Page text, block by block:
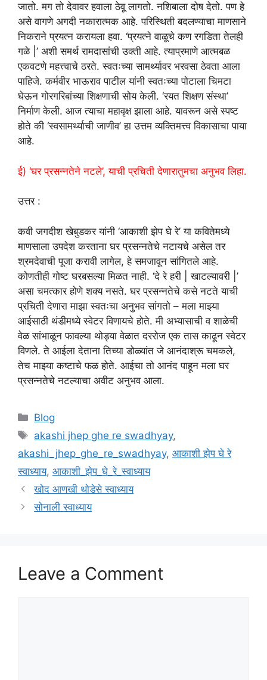
जातो. मग तो देवावर हवाला ठेवू लागतो. नशिबाला दोष देतो. पण हे
असे वागणे अगदी नकारात्मक आहे. परिस्थिती बदलण्याचा माणसाने
निकराने प्रयत्न करायला हवा. ‘प्रयत्ने वाळूचे कण रगडिता तेलही
गळे |’ अशी समर्थ रामदासांची उक्ती आहे. त्याप्रमाणे आत्मबळ
एकवटणे महत्त्वाचे ठरते. स्वतःच्या सामर्थ्यावर भरवसा ठेवता आला
पाहिजे. कर्मवीर भाऊराव पाटील यांनी स्वतःच्या पोटाला चिमटा
घेऊन गोरगरिबांच्या शिक्षणाची सोय केली. ‘रयत शिक्षण संस्था’
निर्माण केली. आज त्याचा महावृक्ष झाला आहे. यावरून असे स्पष्ट
होते की ‘स्वसामर्थ्याची जाणीव’ हा उत्तम व्यक्तिमत्त्व विकासाचा पाया
आहे.
ई) ‘घर प्रसन्नतेने नटले’, याची प्रचिती देणारातुमचा अनुभव लिहा.
उत्तर :
कवी जगदीश खेबुडकर यांनी ‘आकाशी झेप घे रे’ या कवितेमध्ये
माणसाला उपदेश करताना घर प्रसन्नतेचे नटायचे असेल तर
श्रमदेवाची पूजा करावी लागेल, हे समजावून सांगितले आहे.
कोणतीही गोष्ट घरबसल्या मिळत नाही. ‘दे रे हरी | खाटल्यावरी |’
असा चमत्कार होणे शक्य नसते. घर प्रसन्नतेचे कसे नटते याची
प्रचिती देणारा माझा स्वतःचा अनुभव सांगतो – मला माझ्या
आईसाठी थंडीमध्ये स्वेटर विणायचे होते. मी अभ्यासाची व शाळेची
वेळ सांभाळून फावल्या थोड्या वेळात दररोज एक तास काढून स्वेटर
विणले. ते आईला देताना तिच्या डोळ्यांत जे आनंदाश्रू चमकले,
तेच माझ्या कष्टाचे फळ होते. आईचा तो आनंद पाहून मला घर
प्रसन्नतेचे नटल्याचा अवीट अनुभव आला.
Categories
Blog
Tags
akashi jhep ghe re swadhyay,
akashi_jhep_ghe_re_swadhyay, आकाशी झेप घे रे
स्वाध्याय, आकाशी_झेप_घे_रे_स्वाध्याय
खोद आणखी थोडेसे स्वाध्याय
सोनाली स्वाध्याय
Leave a Comment